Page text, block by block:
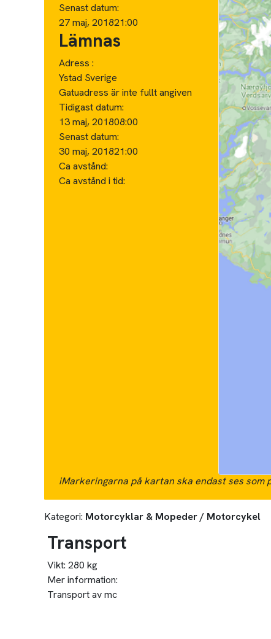
Senast datum:
27 maj, 201821:00
Lämnas
Adress :
Ystad Sverige
Gatuadress är inte fullt angiven
Tidigast datum:
13 maj, 201808:00
Senast datum:
30 maj, 201821:00
Ca avstånd:
Ca avstånd i tid:
iMarkeringarna på kartan ska endast ses som
Kategori: Motorcyklar & Mopeder / Motorcykel
Transport
Vikt: 280 kg
Mer information:
Transport av mc